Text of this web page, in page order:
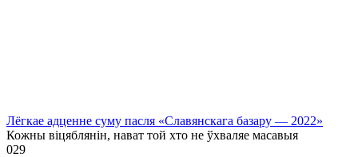
Лёгкае адценне суму пасля «Славянскага базару — 2022»
Кожны віцяблянін, нават той хто не ўхваляе масавыя
029